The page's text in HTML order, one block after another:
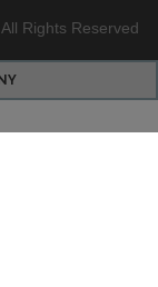
Rights Reserved